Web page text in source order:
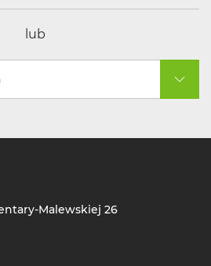
lub
Malewskiej 26